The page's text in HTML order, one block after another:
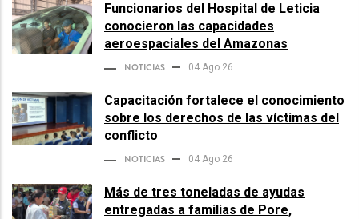
Funcionarios del Hospital de Leticia
conocieron las capacidades
aeroespaciales del Amazonas
NOTICIAS 04 Ago 26
Capacitación fortalece el conocimiento
sobre los derechos de las víctimas del
conflicto
NOTICIAS 04 Ago 26
Más de tres toneladas de ayudas
entregadas a familias de Pore,